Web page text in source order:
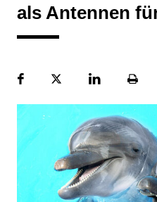
als Antennen
FacebookPlattformLinekdInSeite